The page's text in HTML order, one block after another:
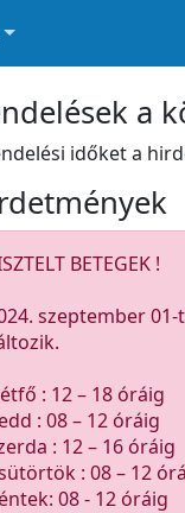
a
időket a
BETEGEK !
szeptember
: 12 – 18 óráig
: 08 – 12 óráig
: 12 – 16 óráig
: 08 – 12
08 - 12 óráig